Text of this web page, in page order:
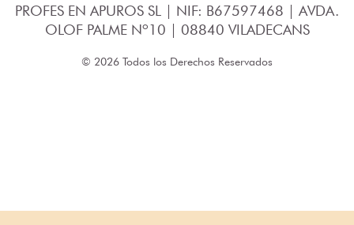
PROFES EN APUROS SL | NIF: B67597468 | AVDA.
OLOF PALME Nº10 | 08840 VILADECANS
© 2026 Todos los Derechos Reservados